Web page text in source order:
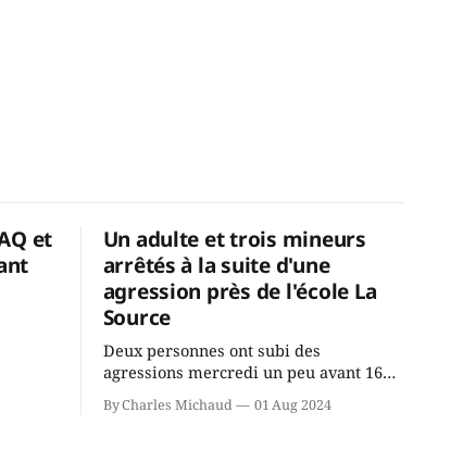
et
la
Un adulte et trois mineurs
arrêtés à la suite d'une
agression près de l'école La
Source
Deux personnes ont subi des
agressions mercredi un peu avant 16h
à proximité de l'école primaire La
Source dans le secteur Bellefeuille de
By Charles Michaud 01 Aug 2024